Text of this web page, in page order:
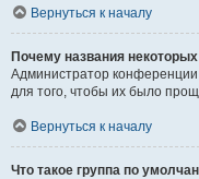
Вернуться к началу
Почему названия
Администратор конференции
для того, чтобы их было
Вернуться к началу
Что такое группа по